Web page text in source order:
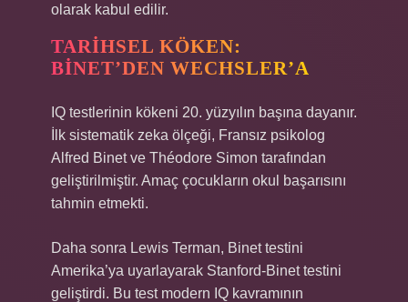
olarak kabul edilir.
TARIHSEL KÖKEN:
BINET’DEN WECHSLER’A
IQ testlerinin kökeni 20. yüzyılın başına dayanır.
İlk sistematik zeka ölçeği, Fransız psikolog
Alfred Binet ve Théodore Simon tarafından
geliştirilmiştir. Amaç çocukların okul başarısını
tahmin etmekti.
Daha sonra Lewis Terman, Binet testini
Amerika’ya uyarlayarak Stanford-Binet testini
geliştirdi. Bu test modern IQ kavramının